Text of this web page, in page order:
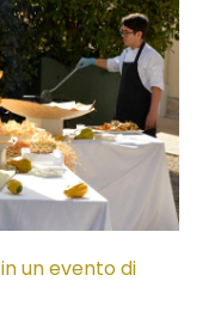
un evento di